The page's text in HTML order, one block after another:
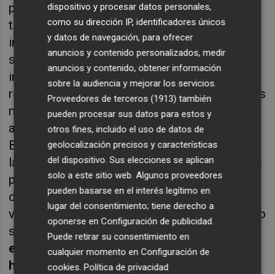
participación de THE_X, la plataforma de
tendencias del ITC especializada en
innovación aplicada al hábitat y las
superficies, que aportará una visión
inspiradora sobre los cambios que están
redefiniendo los espacios, los materiales y las
nuevas formas de habitar. Las expertas y
analistas en Tendencias, Lutzia Ortiz y Ana
Benavente conducirán este espacio en donde
la cerámica abre infinitas posibilidades en los
proyectos arquitectónicos, de interiorismo y
del hábitat en general, gracias a su
versatilidad estética y sus posibilidades como
solución integral, con el título: "Superficies
en transición: tendencias que redefinen el
hábitat. THE_X".
dispositivo y procesar datos personales,
como su dirección IP, identificadores únicos
y datos de navegación, para ofrecer
anuncios y contenido personalizados, medir
anuncios y contenido, obtener información
sobre la audiencia y mejorar los servicios.
Proveedores de terceros (1913) también
pueden procesar sus datos para estos y
otros fines, incluido el uso de datos de
geolocalización precisos y características
del dispositivo. Sus elecciones se aplican
solo a este sitio web. Algunos proveedores
pueden basarse en el interés legítimo en
lugar del consentimiento; tiene derecho a
oponerse enConfiguración de publicidad
Puede retirar su consentimiento en
cualquier momento enConfiguración de
cookies .Política de privacidad